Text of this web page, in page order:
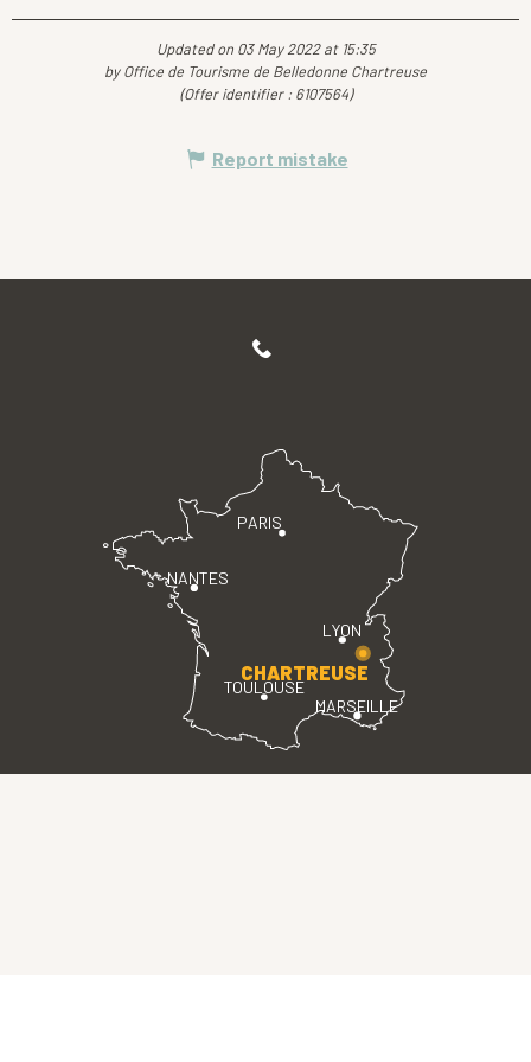
Updated on 03 May 2022 at 15:35
by Office de Tourisme de Belledonne Chartreuse
(Offer identifier : 6107564)
Report mistake
PARIS
LYON
TOULOUSE
MARSEILLE
NANTES
CHARTREUSE